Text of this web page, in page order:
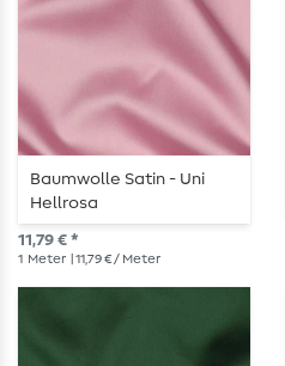
Baumwolle Satin - Uni
Hellrosa
11,79 € *
1 Meter | 11,79 € / Meter